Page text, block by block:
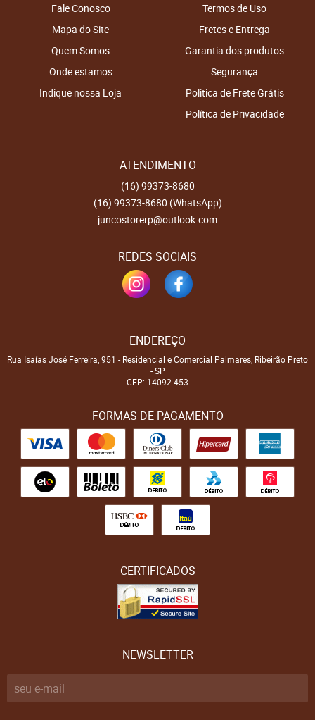
Fale Conosco
Mapa do Site
Quem Somos
Onde estamos
Indique nossa Loja
Termos de Uso
Fretes e Entrega
Garantia dos produtos
Segurança
Politica de Frete Grátis
Política de Privacidade
ATENDIMENTO
(16) 99373-8680
(16) 99373-8680 (WhatsApp)
juncostorerp@outlook.com
REDES SOCIAIS
ENDEREÇO
Rua Isaías José Ferreira, 951 - Residencial e Comercial Palmares, Ribeirão Preto
-SP
CEP: 14092-453
FORMAS DE PAGAMENTO
CERTIFICADOS
NEWSLETTER